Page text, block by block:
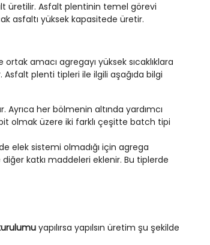
üretilir. Asfalt plentinin temel görevi
asfaltı yüksek kapasitede üretir.
amacı agregayı yüksek sıcaklıklara
Asfalt plenti tipleri ile ilgili aşağıda bilgi
Ayrıca her bölmenin altında yardımcı
olmak üzere iki farklı çeşitte batch tipi
elek sistemi olmadığı için agrega
katkı maddeleri eklenir. Bu tiplerde
yapılırsa yapılsın üretim şu şekilde